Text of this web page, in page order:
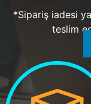
*Sipariş iadesi
teslim